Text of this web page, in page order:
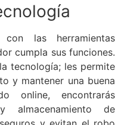
las herramientas
cumpla sus funciones.
tecnología; les permite
y mantener una buena
online, encontrarás
almacenamiento de